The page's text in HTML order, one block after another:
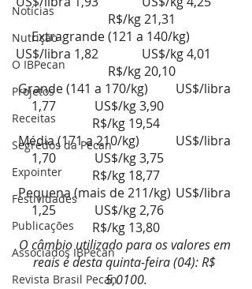
Notícias
Nutrição
O IBPecan
Projetos
Receitas
Segredos da Pecan
Expointer
Festividades
Publicações
Associados IBPecan
Revista Brasil Pecan
	R$/kg 21,31
Extragrande (121 a 140/kg)
US$/libra 1,82		US$/kg 4,01
	R$/kg 20,10
Grande (141 a 170/kg)	US$/libra
1,77		US$/kg 3,90
R$/kg 19,54
Média (171 a 210/kg)		US$/libra
1,70		US$/kg 3,75
R$/kg 18,77
Pequena (mais de 211/kg)	US$/libra
1,25		US$/kg 2,76
R$/kg 13,80
O câmbio utilizado para os valores em
reais é desta quinta-feira (04): R$
5,0100.